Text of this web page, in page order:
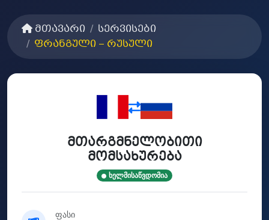
მთავარი
სერვისები
ფრანგული – რუსული
მთარგმნელობითი
მომსახურება
ხელმისაწვდომია
ფასი